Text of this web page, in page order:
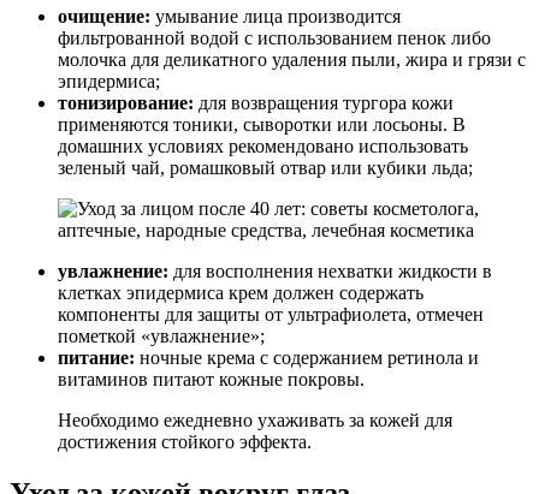
очищение: умывание лица производится
фильтрованной водой с использованием пенок либо
молочка для деликатного удаления пыли, жира и грязи с
эпидермиса;
тонизирование: для возвращения тургора кожи
применяются тоники, сыворотки или лосьоны. В
домашних условиях рекомендовано использовать
зеленый чай, ромашковый отвар или кубики льда;
увлажнение: для восполнения нехватки жидкости в
клетках эпидермиса крем должен содержать
компоненты для защиты от ультрафиолета, отмечен
пометкой «увлажнение»;
питание: ночные крема с содержанием ретинола и
витаминов питают кожные покровы.
Необходимо ежедневно ухаживать за кожей для
достижения стойкого эффекта.